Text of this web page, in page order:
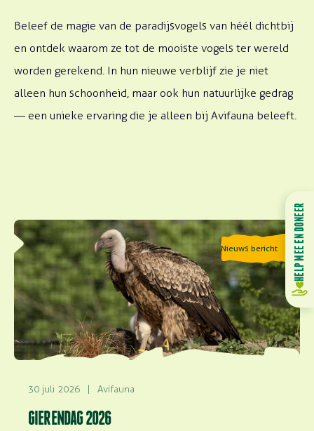
Beleef de magie van de paradijsvogels van héél dichtbij
en ontdek waarom ze tot de mooiste vogels ter wereld
worden gerekend. In hun nieuwe verblijf zie je niet
alleen hun schoonheid, maar ook hun natuurlijke gedrag
— een unieke ervaring die je alleen bij Avifauna beleeft.
Nieuws bericht
30 juli 2026 | Avifauna
GIERENDAG 2026
Lees meer over Gierendag 2026 HELP MEE EN DONEER